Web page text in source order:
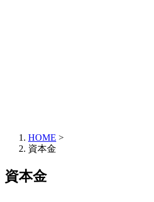
HOME >
資本金
資本金